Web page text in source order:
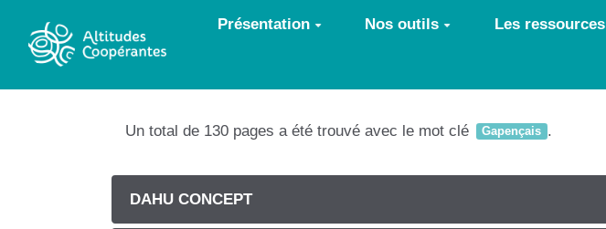
Aller au contenu principal Présentation Nos outils Les ressources
Un total de 130 pages a été trouvé avec le mot clé Gapençais .
DAHU CONCEPT